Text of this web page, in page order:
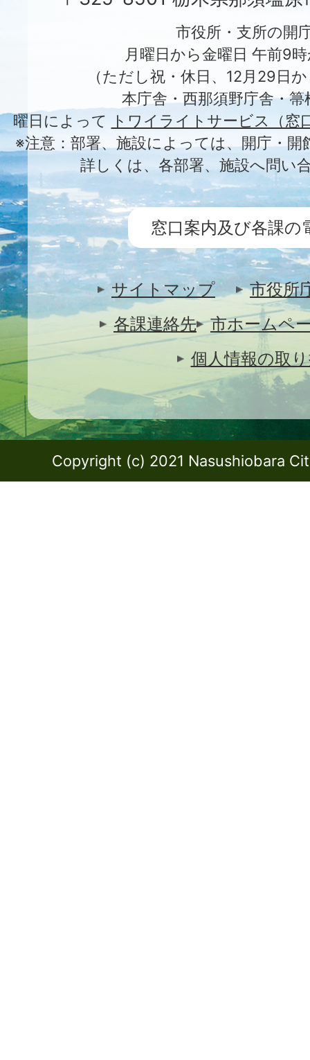
市役所・支所の開
月曜日から金曜日 午前9
（ただし祝・休日、12月29日
本庁舎・西那須野庁舎・
曜日によって
トワイライトサービス（窓
※注意：部署、施設によっては、開庁・
詳しくは、各部署、施設へ問い
窓口案内及び各課の
サイトマップ
市役所
各課連絡先
市ホームペ
個人情報の取
Copyright (c) 2021 Nasushiobara